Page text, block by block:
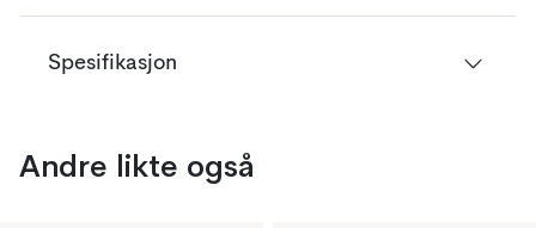
Spesifikasjon
Andre likte også